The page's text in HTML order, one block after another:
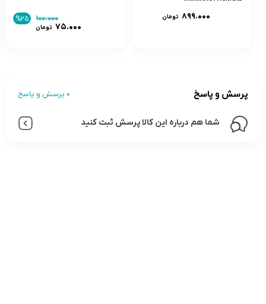
۸۹۹.۰۰۰ تومان ۱۰۰.۰۰۰
۷۵.۰۰۰ تومان
%۲۵
پرسش و پاسخ 0 پرسش و پاسخ
شما هم درباره این کالا پرسش ثبت کنید